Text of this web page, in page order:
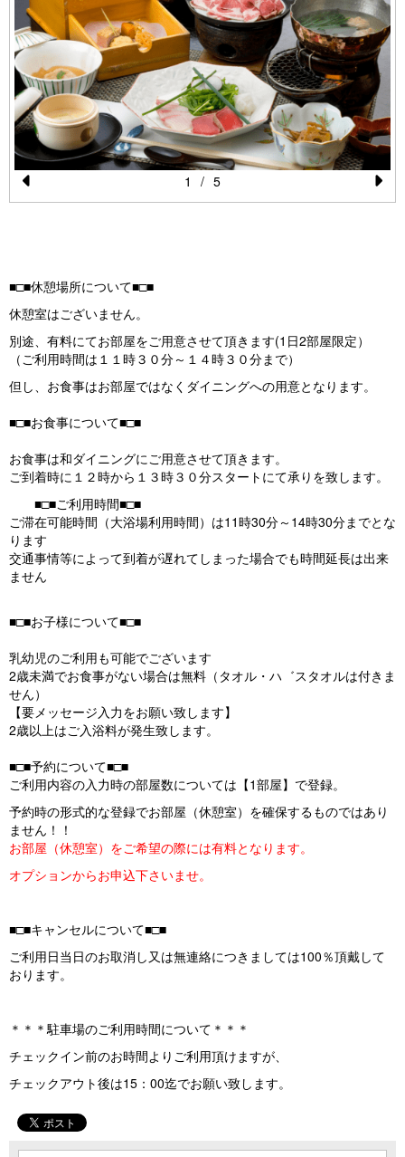
Pr
o
u
s
N
1 / 5
■□■休憩場所について■□■
休憩室はございません。
別途、有料にてお部屋をご用意させて頂きます(1日2部屋限定）
（ご利用時間は１１時３０分～１４時３０分まで）
但し、お食事はお部屋ではなくダイニングへの用意となります。
■□■お食事について■□■
お食事は和ダイニングにご用意させて頂きます。
ご到着時に１２時から１３時３０分スタートにて承りを致します。
■□■ご利用時間■□■
ご滞在可能時間（大浴場利用時間）は11時30分～14時30分までとな
ります
交通事情等によって到着が遅れてしまった場合でも時間延長は出来
ません
■□■お子様について■□■
乳幼児のご利用も可能でございます
2歳未満でお食事がない場合は無料（タオル・ハ゛スタオルは付きま
せん）
【要メッセージ入力をお願い致します】
2歳以上はご入浴料が発生致します。
■□■予約について■□■
ご利用内容の入力時の部屋数については【1部屋】で登録。
予約時の形式的な登録でお部屋（休憩室）を確保するものではあり
ません！！
お部屋（休憩室）をご希望の際には有料となります。
オプションからお申込下さいませ。
■□■キャンセルについて■□■
ご利用日当日のお取消し又は無連絡につきましては100％頂戴して
おります。
＊＊＊駐車場のご利用時間について＊＊＊
チェックイン前のお時間よりご利用頂けますが、
チェックアウト後は15：00迄でお願い致します。